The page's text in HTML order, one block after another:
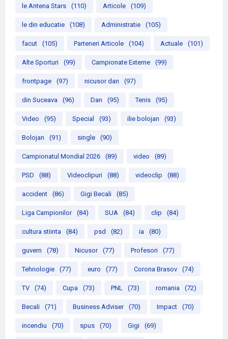
le Antena Stars (110) Articole (109)
le din educatie (108) Administratie (105)
facut (105) Parteneri Articole (104) Actuale (101)
Alte Sporturi (99) Campionate Externe (99)
frontpage (97) nicusor dan (97)
din Suceava (96) Dan (95) Tenis (95)
Video (95) Special (93) ilie bolojan (93)
Bolojan (91) single (90)
Campionatul Mondial 2026 (89) video (89)
PSD (88) Videoclipuri (88) videoclip (88)
accident (86) Gigi Becali (85)
Liga Campionilor (84) SUA (84) clip (84)
cultura stiinta (84) psd (82) ia (80)
guvern (78) Nicusor (77) Profesori (77)
Tehnologie (77) euro (77) Corona Brasov (74)
TV (74) Cupa (73) PNL (73) romania (72)
Becali (71) Business Adviser (70) Impact (70)
incendiu (70) spus (70) Gigi (69)